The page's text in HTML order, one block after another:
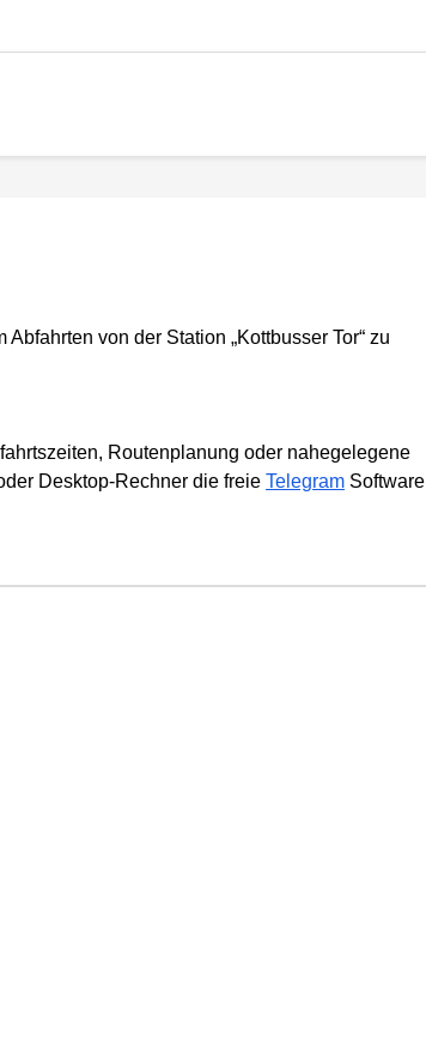
Routenplanung oder nahegelegene
Desktop-Rechner die freie Telegram Software